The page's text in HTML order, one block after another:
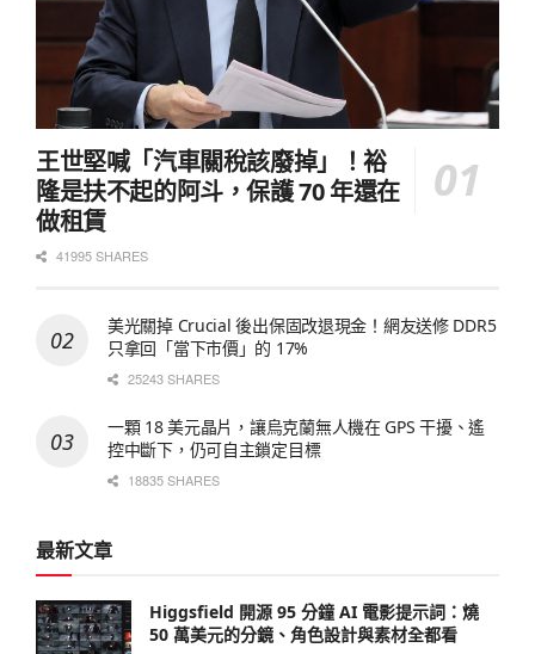
王世堅喊「汽車關稅該廢掉」！裕
隆是扶不起的阿斗，保護 70 年還在
做租賃
41995 SHARES
美光關掉 Crucial 後出保固改退現金！網友送修 DDR5
只拿回「當下市價」的 17%
25243 SHARES
一顆 18 美元晶片，讓烏克蘭無人機在 GPS 干擾、遙
控中斷下，仍可自主鎖定目標
18835 SHARES
最新文章
Higgsfield 開源 95 分鐘 AI 電影提示詞：燒
50 萬美元的分鏡、角色設計與素材全都看